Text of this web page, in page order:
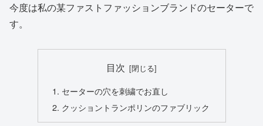
今度は私の某ファストファッションブランドのセーターで
す。
目次
セーターの穴を刺繍でお直し
クッショントランポリンのファブリック